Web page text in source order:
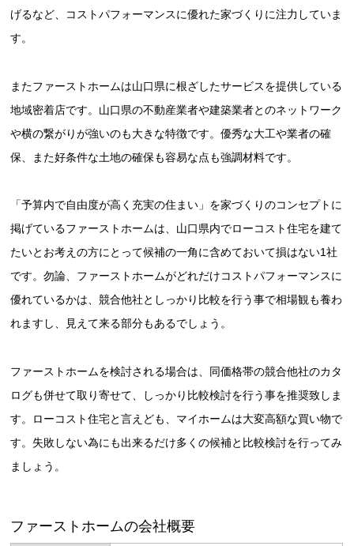
げるなど、コストパフォーマンスに優れた家づくりに注力していま
す。
またファーストホームは山口県に根ざしたサービスを提供している
地域密着店です。山口県の不動産業者や建築業者とのネットワーク
や横の繋がりが強いのも大きな特徴です。優秀な大工や業者の確
保、また好条件な土地の確保も容易な点も強調材料です。
「予算内で自由度が高く充実の住まい」を家づくりのコンセプトに
掲げているファーストホームは、山口県内でローコスト住宅を建て
たいとお考えの方にとって候補の一角に含めておいて損はない1社
です。勿論、ファーストホームがどれだけコストパフォーマンスに
優れているかは、競合他社としっかり比較を行う事で相場観も養わ
れますし、見えて来る部分もあるでしょう。
ファーストホームを検討される場合は、同価格帯の競合他社のカタ
ログも併せて取り寄せて、しっかり比較検討を行う事を推奨致しま
す。ローコスト住宅と言えども、マイホームは大変高額な買い物で
す。失敗しない為にも出来るだけ多くの候補と比較検討を行ってみ
ましょう。
ファーストホームの会社概要